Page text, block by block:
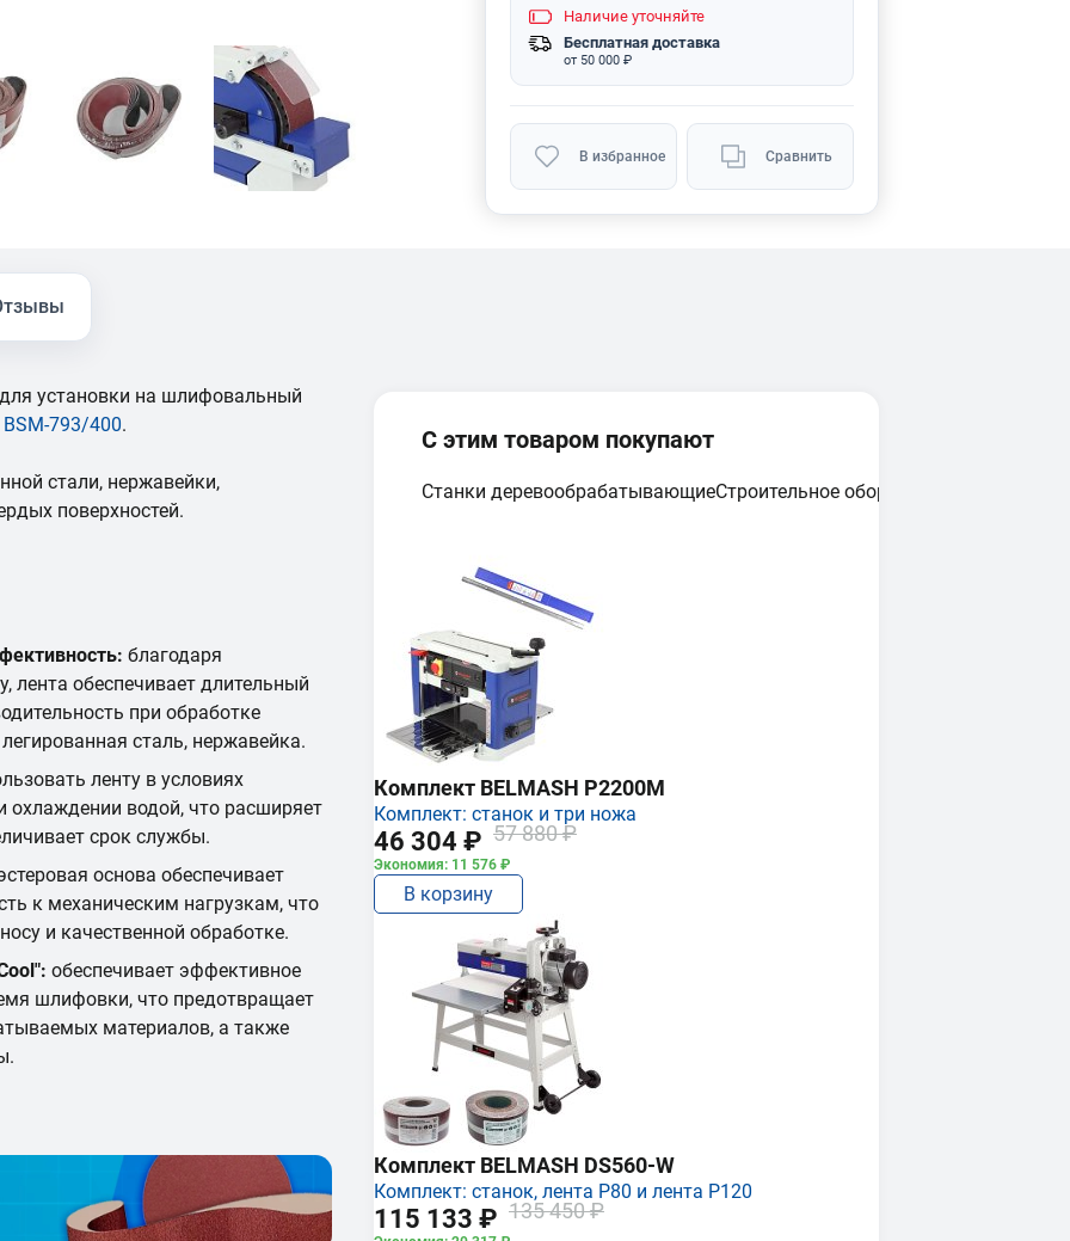
Наличие уточняйте
Бесплатная доставка
от 50 000 ₽
В избранное Сравнить
установки на шлифовальный
BSM-793/400.
стали, нержавейки,
поверхностей.
благодаря
лента обеспечивает длительный
при обработке
сталь, нержавейка.
ленту в условиях
водой, что расширяет
срок службы.
основа обеспечивает
к механическим нагрузкам, что
и качественной обработке.
обеспечивает эффективное
шлифовки, что предотвращает
материалов, а также
С этим товаром покупают
Станки деревообрабатывающиеСтроительное оборудование
Комплект BELMASH P2200M
Комплект: станок и три ножа
46 304 ₽ 57 880 ₽
Экономия: 11 576 ₽
В корзину
Комплект BELMASH DS560-W
Комплект: станок, лента P80 и лента P120
115 133 ₽ 135 450 ₽